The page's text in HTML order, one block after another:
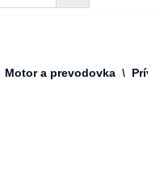
Motor a prevodovka \